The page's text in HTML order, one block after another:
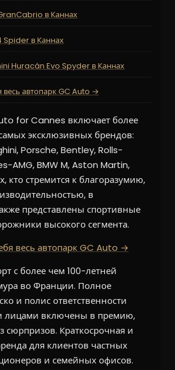
в Каннах
Spider в Каннах
Huracán Evo Spyder в Каннах
весь автопарк GC Auto →
for Cannes включает более
эксклюзивных брендов:
Porsche, Bentley, Rolls-
AMG, BMW M, Aston Martin,
кто стремится к благоразумию,
в
представлены спортивные
высокого сегмента.
весь автопарк GC Auto →
с более чем 100-летней
во Франции. Полное
и полис ответственности
лицами включены в премию,
сюрпризов. Краткосрочная и
для клиентов частных
и семейных офисов.